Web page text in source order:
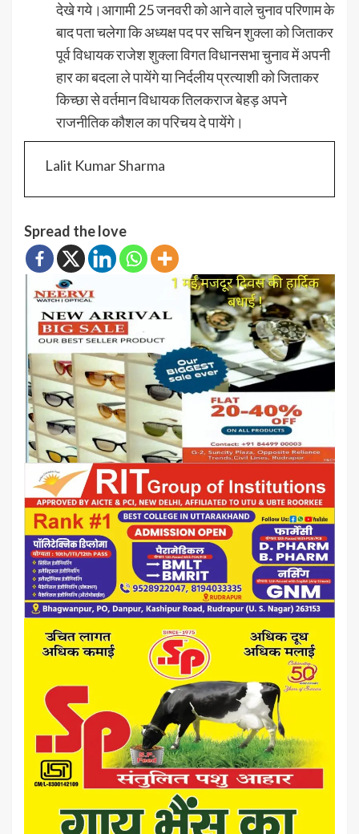
देखे गये।आगामी 25 जनवरी को आने वाले चुनाव परिणाम के
बाद पता चलेगा कि अध्यक्ष पद पर सचिन शुक्ला को जिताकर
पूर्व विधायक राजेश शुक्ला विगत विधानसभा चुनाव में अपनी
हार का बदला ले पायेंगे या निर्दलीय प्रत्याशी को जिताकर
किच्छा से वर्तमान विधायक तिलकराज बेहड़ अपने
राजनीतिक कौशल का परिचय दे पायेंगे।
Lalit Kumar Sharma
Spread the love